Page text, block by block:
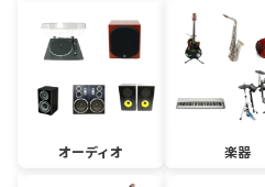
オーディオ 楽器